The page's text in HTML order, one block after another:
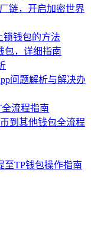
链，开启加密世界
锁钱包的方法
包，详细指南
问题解析与解决办
流程指南
到其他钱包全流程
至TP钱包操作指南